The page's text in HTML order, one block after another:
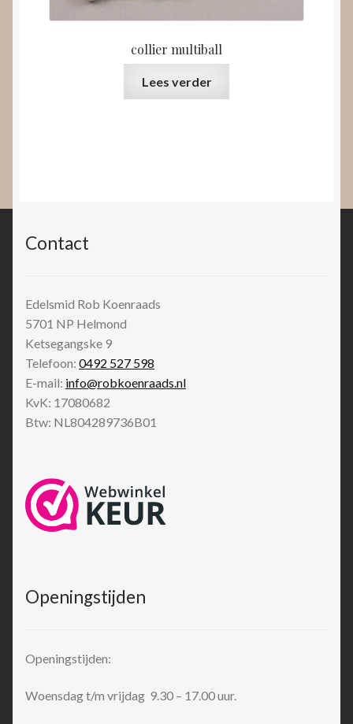
collier multiball
Lees verder
Contact
Edelsmid Rob Koenraads
5701 NP Helmond
Ketsegangske 9
Telefoon: 0492 527 598
E-mail: info@robkoenraads.nl
KvK: 17080682
Btw: NL804289736B01
Openingstijden
Openingstijden:
Woensdag t/m vrijdag 9.30 – 17.00 uur.